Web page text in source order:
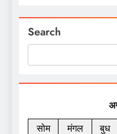
Search
सोम
मंगल बुध